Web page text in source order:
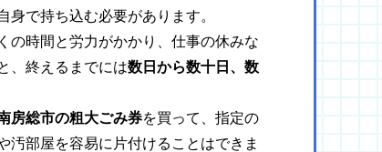
で持ち込む必要があります。
の時間と労力がかかり、仕事の休みな
、終えるまでには数日から数十日、数
房総市の粗大ごみ券を買って、指定の
汚部屋を容易に片付けることはできま